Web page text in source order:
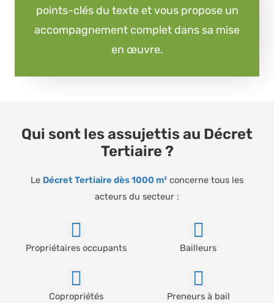
points-clés du texte et vous propose un
accompagnement complet dans sa mise
en œuvre.
Qui sont les assujettis au Décret
Tertiaire ?
Le Décret Tertiaire dès 1000 m² concerne tous les
acteurs du secteur :
Propriétaires occupants Bailleurs
Copropriétés Preneurs à bail